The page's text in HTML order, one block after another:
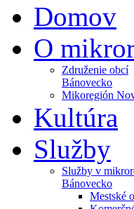
Domov
O
Združenie obcí
Bánovecko
Mikoregión
Kultúra
Služby
Služby v
Bánovecko
Mestské